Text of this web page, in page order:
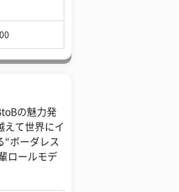
の魅力発
えて世界にイ
“ボーダレス
ロールモデ